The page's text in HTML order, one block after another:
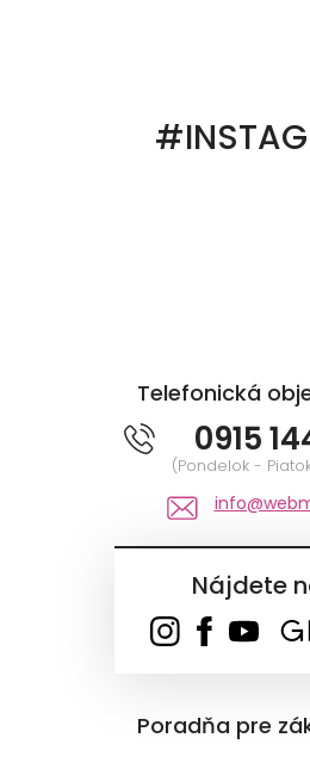
Telefonická
0915
(Pondelok -
Nájdete
Poradňa pre